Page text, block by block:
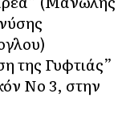
της Γυφτιάς”
Νο 3, στην